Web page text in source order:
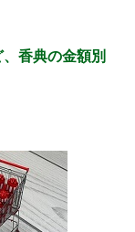
香典の金額別